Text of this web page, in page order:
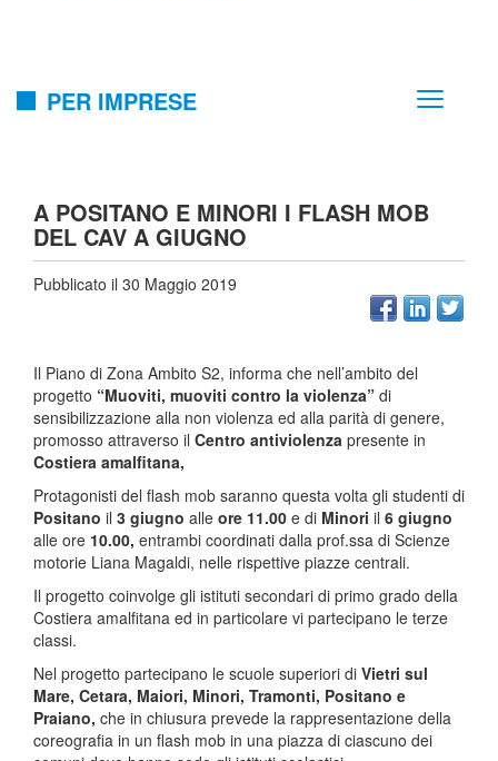
PER IMPRESE
A POSITANO E MINORI I FLASH MOB
DEL CAV A GIUGNO
Pubblicato il 30 Maggio 2019
Il Piano di Zona Ambito S2, informa che nell’ambito del
progetto “Muoviti, muoviti contro la violenza” di
sensibilizzazione alla non violenza ed alla parità di genere,
promosso attraverso il Centro antiviolenza presente in
Costiera amalfitana,
Protagonisti del flash mob saranno questa volta gli studenti di
Positano il 3 giugno alle ore 11.00 e di Minori il 6 giugno
alle ore 10.00, entrambi coordinati dalla prof.ssa di Scienze
motorie Liana Magaldi, nelle rispettive piazze centrali.
Il progetto coinvolge gli istituti secondari di primo grado della
Costiera amalfitana ed in particolare vi partecipano le terze
classi.
Nel progetto partecipano le scuole superiori di Vietri sul
Mare, Cetara, Maiori, Minori, Tramonti, Positano e
Praiano, che in chiusura prevede la rappresentazione della
coreografia in un flash mob in una piazza di ciascuno dei